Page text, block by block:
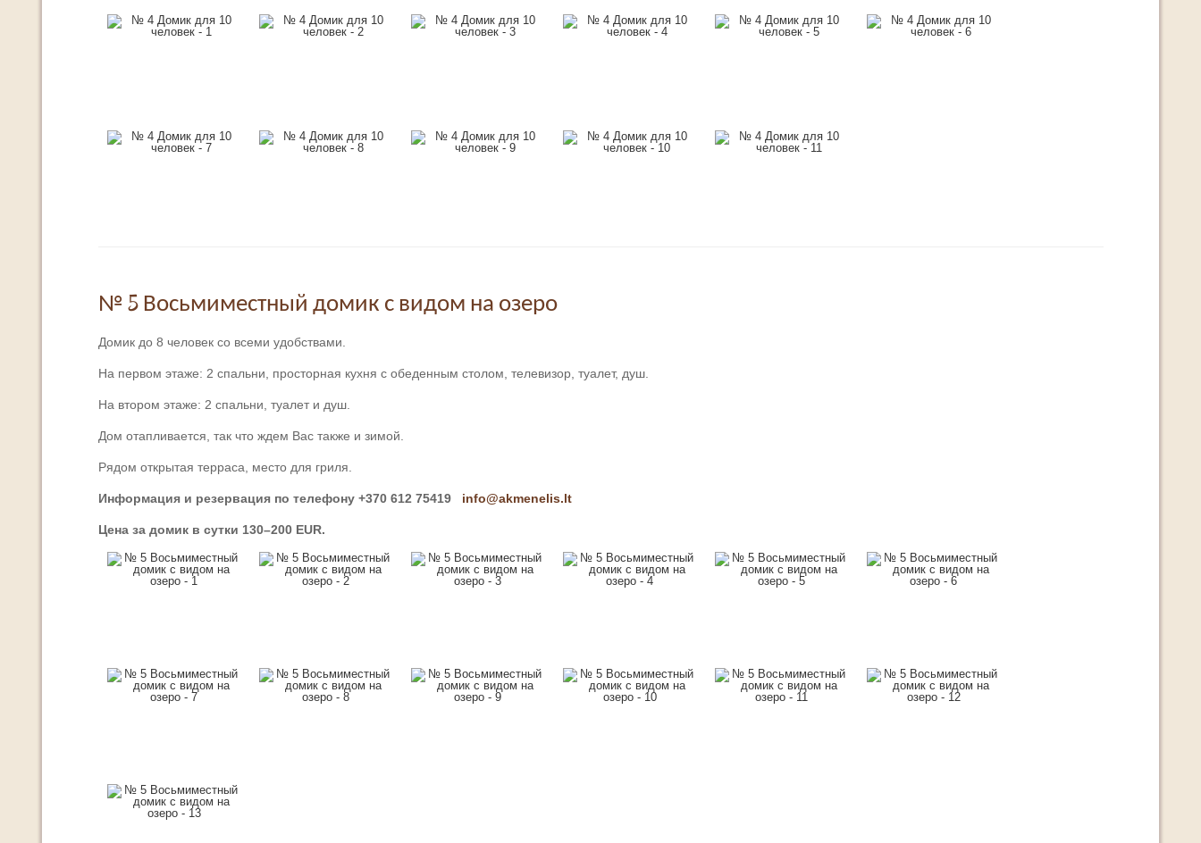
№ 5 Восьмиместный домик с видом на озеро
Домик до 8 человек со всеми удобствами.
На первом этаже: 2 спальни, просторная кухня с обеденным столом, телевизор, туалет, душ.
На втором этаже: 2 спальни, туалет и душ.
Дом отапливается, так что ждем Вас также и зимой.
Рядом открытая терраса, место для гриля.
Информация и резервация по телефону +370 612 75419 info@akmenelis.lt
Цена за домик в сутки 130–200 EUR.